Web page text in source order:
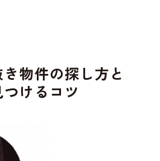
を引きずることがあります。
できた」と思われると、集客に苦
前の店舗と似ていると、誤解を生
が大切です 。
物件の探し方と
けるコツ